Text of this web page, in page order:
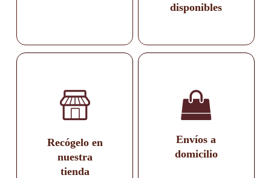
disponibles
Recógelo en
nuestra
tienda
Envíos a
domicilio